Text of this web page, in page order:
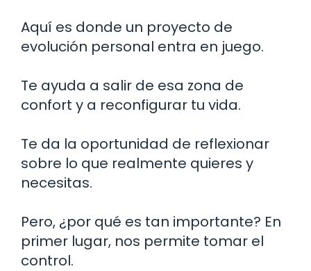
Aquí es donde un proyecto de
evolución personal entra en juego.
Te ayuda a salir de esa zona de
confort y a reconfigurar tu vida.
Te da la oportunidad de reflexionar
sobre lo que realmente quieres y
necesitas.
Pero, ¿por qué es tan importante? En
primer lugar, nos permite tomar el
control.